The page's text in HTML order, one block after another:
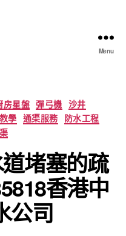
Menu
房星盤 彈弓機 沙井
學 通渠服務 防水工程
堵塞的疏
香港中
公司